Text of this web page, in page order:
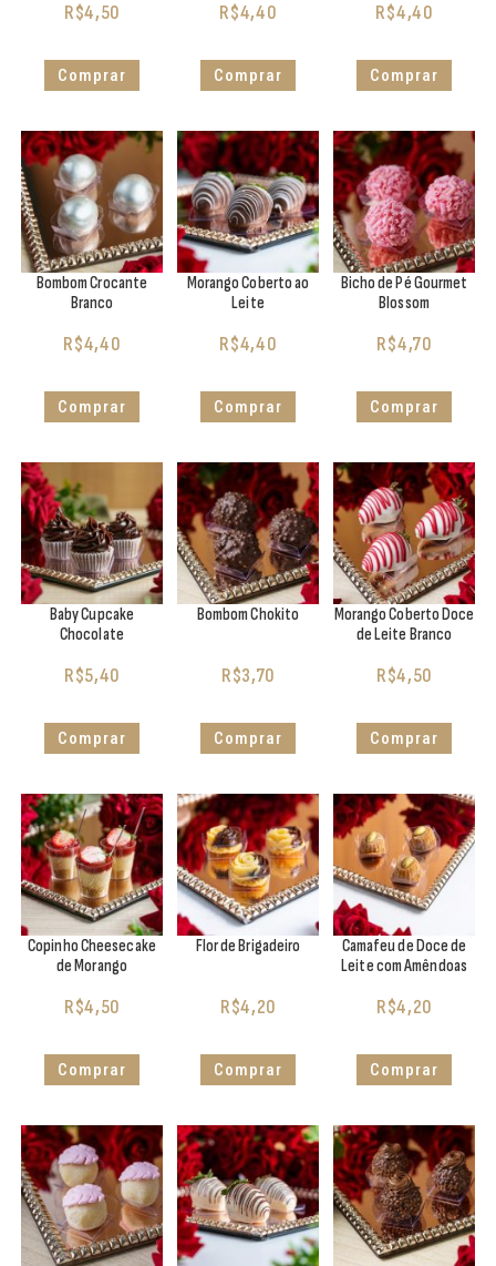
R$4,50
Comprar
R$4,40
Comprar
R$4,40
Comprar
Bombom Crocante
Branco
R$4,40
Comprar
Morango Coberto ao
Leite
R$4,40
Comprar
Bicho de Pé Gourmet
Blossom
R$4,70
Comprar
Baby Cupcake
Chocolate
R$5,40
Comprar
Bombom Chokito
R$3,70
Comprar
Morango Coberto Doce
de Leite Branco
R$4,50
Comprar
Copinho Cheesecake
de Morango
R$4,50
Comprar
Flor de Brigadeiro
R$4,20
Comprar
Camafeu de Doce de
Leite com Amêndoas
R$4,20
Comprar